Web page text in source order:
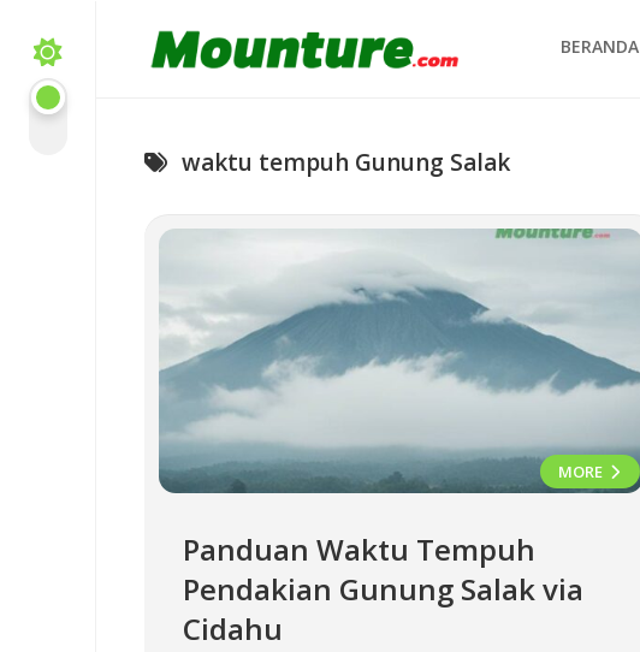
content
BERANDA
waktu tempuh Gunung Salak
MORE
Panduan Waktu Tempuh
Pendakian Gunung Salak via
Cidahu